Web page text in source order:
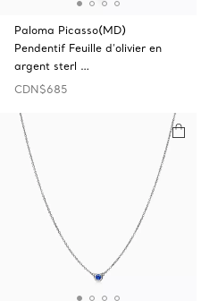
Paloma Picasso(MD)
Pendentif Feuille d’olivier en
argent sterl …
CDN$685